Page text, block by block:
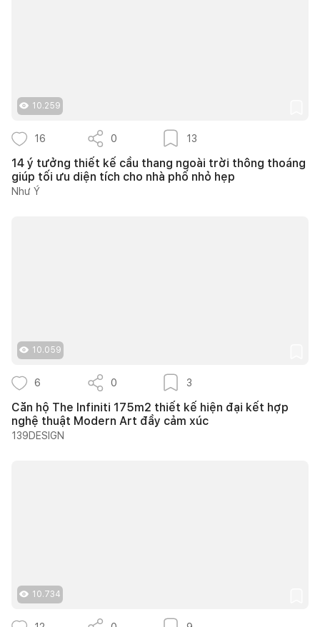
10.259
16 0 13
14 ý tưởng thiết kế cầu thang ngoài trời thông thoáng
giúp tối ưu diện tích cho nhà phố nhỏ hẹp
Như Ý
10.059
6 0 3
Căn hộ The Infiniti 175m2 thiết kế hiện đại kết hợp
nghệ thuật Modern Art đầy cảm xúc
139DESIGN
10.734